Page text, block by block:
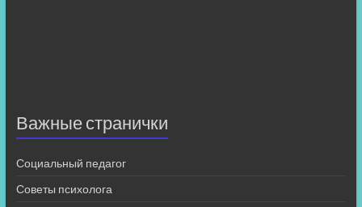
Важные странички
Социальный педагог
Советы психолога